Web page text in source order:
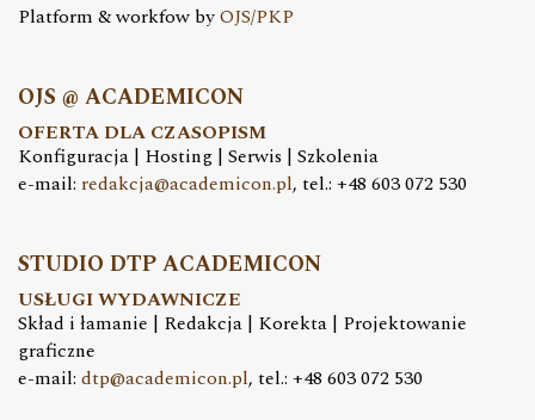
Platform & workfow byOJS/PKP
OJS @ ACADEMICON
OFERTA DLA CZASOPISM
Konfiguracja | Hosting | Serwis | Szkolenia
e-mail: redakcja@academicon.pl, tel.: +48 603 072 530
STUDIO DTP ACADEMICON
USŁUGI WYDAWNICZE
Skład i łamanie | Redakcja | Korekta | Projektowanie
graficzne
e-mail: dtp@academicon.pl, tel.: +48 603 072 530